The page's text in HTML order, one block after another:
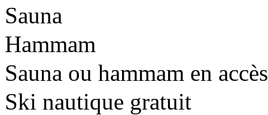
Sauna
Hammam
Sauna ou hammam en
Ski nautique gratuit